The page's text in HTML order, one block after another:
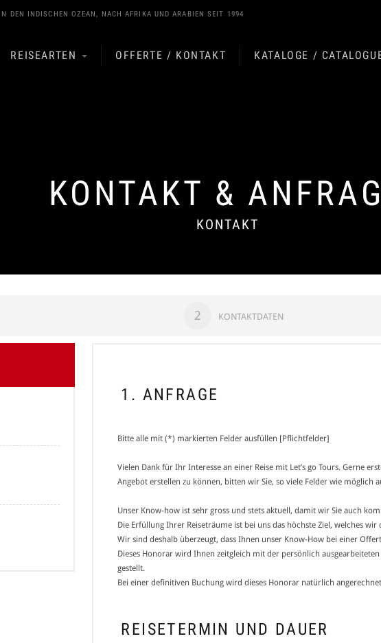
DEN INDISCHEN OZEAN, NACHAFRIKA UNDARABIEN SEIT 1994
REISEARTEN OFFERTE / KONTAKT KATALOGE /
KONTAKT
KONTAKT &
2 KONTAKTDATEN
1. ANFRAGE
Bitte alle mit (*) markierten Felder ausfüllen [Pflichtfelder]
Vielen Dank für Ihr Interesse an einer Reise mit Let’s go Tours. Gerne
Angebot erstellen zu können, bitten wir Sie, so viele Felder wie möglich
Unser Know-how ist sehr gross und stets aktuell, damit wir Sie auch
Die Erfüllung Ihrer Reiseträume ist bei uns das höchste Ziel, welches
Wir sind deshalb überzeugt, dass Ihnen unser Know-How bei einer
Dieses Honorar wird Ihnen zeitgleich mit der persönlich
gestellt.
Bei einer definitiven Buchung wird dieses Honorar natürlich
REISETERMIN UND DAUER